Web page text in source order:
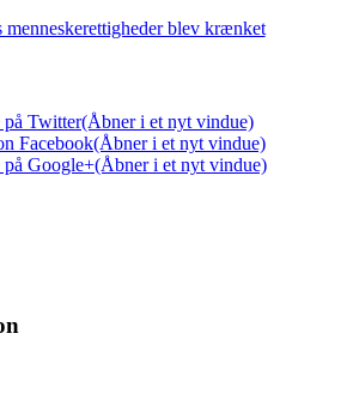
menneskerettigheder blev krænket
Twitter(Åbner i et nyt vindue)
Facebook(Åbner i et nyt vindue)
Google+(Åbner i et nyt vindue)